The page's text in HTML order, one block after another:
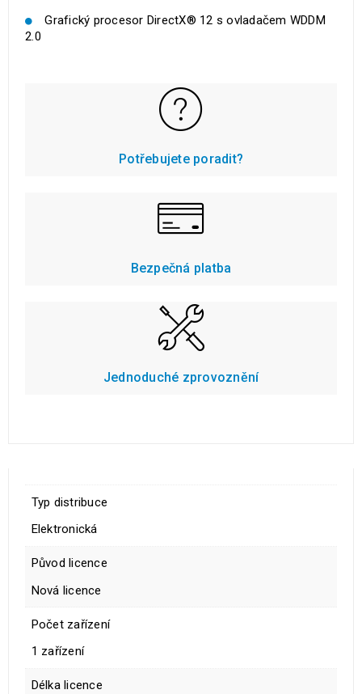
Grafický procesor DirectX® 12 s ovladačem WDDM
2.0
Potřebujete poradit?
Bezpečná platba
Jednoduché zprovoznění
Typ distribuce
Elektronická
Původ licence
Nová licence
Počet zařízení
1 zařízení
Délka licence